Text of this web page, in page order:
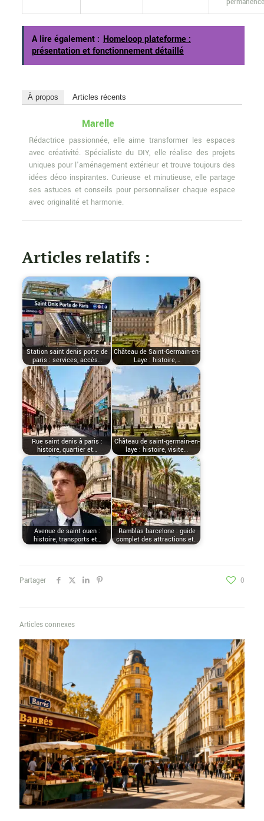
A lire également : Homeloop plateforme :
présentation et fonctionnement détaillé
À propos Articles récents
Marelle
Rédactrice passionnée, elle aime transformer les espaces
avec créativité. Spécialiste du DIY, elle réalise des projets
uniques pour l'aménagement extérieur et trouve toujours des
idées déco inspirantes. Curieuse et minutieuse, elle partage
ses astuces et conseils pour personnaliser chaque espace
avec originalité et harmonie.
Articles relatifs :
Station saint denis porte de
paris : services, accès…
Château de Saint-Germain-en-
Laye : histoire,…
Rue saint denis à paris :
histoire, quartier et…
Château de saint-germain-en-
laye : histoire, visite…
Avenue de saint ouen :
histoire, transports et…
Ramblas barcelone : guide
complet des attractions et…
Partager 0
Articles connexes